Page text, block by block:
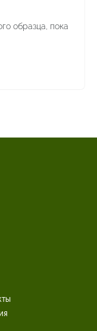
образца, пока